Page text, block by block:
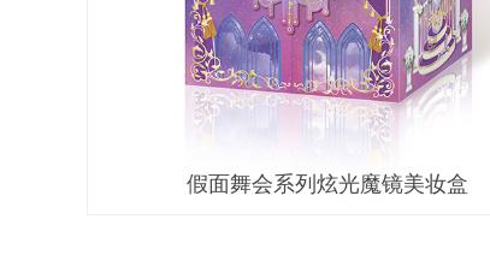
假面舞会系列炫光魔镜美妆盒